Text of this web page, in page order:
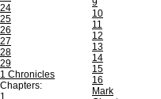
24
25
26
27
28
29
1 Chronicles
Chapters:
1
9
10
11
12
13
14
15
16
Mark